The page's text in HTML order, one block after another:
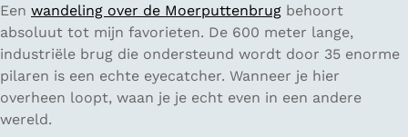
Een wandeling over de Moerputtenbrug behoort
absoluut tot mijn favorieten. De 600 meter lange,
industriële brug die ondersteund wordt door 35 enorme
pilaren is een echte eyecatcher. Wanneer je hier
overheen loopt, waan je je echt even in een andere
wereld.